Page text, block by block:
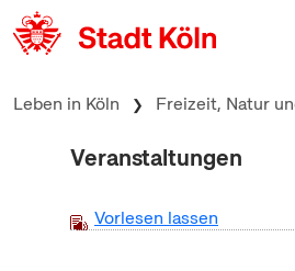
zum Inhalt springen
Leben in Köln Freizeit, Natur
Veranstaltungen
Vorlesen lassen